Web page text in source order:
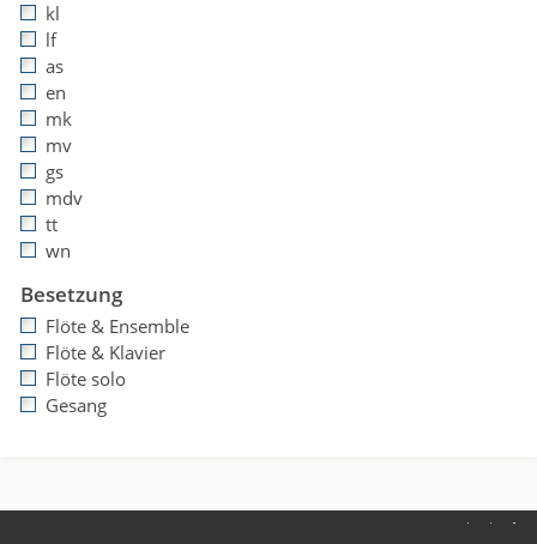
kl
lf
as
en
mk
mv
gs
mdv
tt
wn
Besetzung
Flöte & Ensemble
Flöte & Klavier
Flöte solo
Gesang